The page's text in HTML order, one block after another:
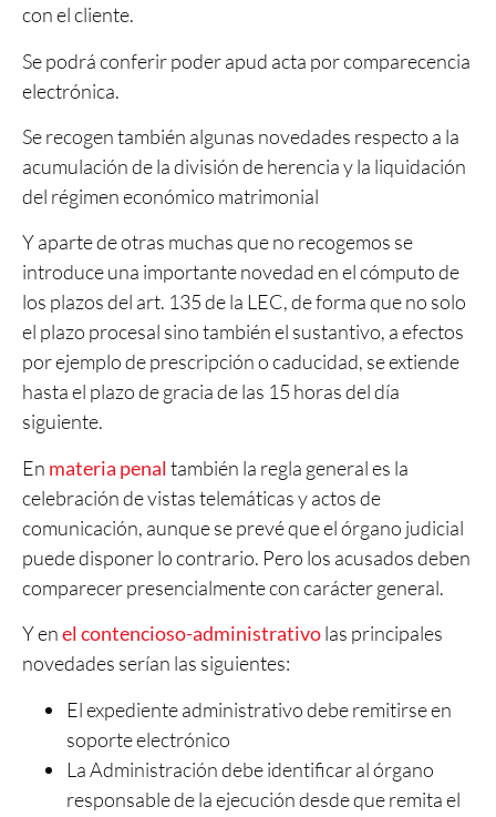
con el cliente.
Se podrá conferir poder apud acta por comparecencia
electrónica.
Se recogen también algunas novedades respecto a la
acumulación de la división de herencia y la liquidación
del régimen económico matrimonial
Y aparte de otras muchas que no recogemos se
introduce una importante novedad en el cómputo de
los plazos del art. 135 de la LEC, de forma que no solo
el plazo procesal sino también el sustantivo, a efectos
por ejemplo de prescripción o caducidad, se extiende
hasta el plazo de gracia de las 15 horas del día
siguiente.
En materia penal también la regla general es la
celebración de vistas telemáticas y actos de
comunicación, aunque se prevé que el órgano judicial
puede disponer lo contrario. Pero los acusados deben
comparecer presencialmente con carácter general.
Y enel contencioso-administrativolas principales
novedades serían las siguientes:
El expediente administrativo debe remitirse en
soporte electrónico
La Administración debe identificar al órgano
responsable de la ejecución desde que remita el